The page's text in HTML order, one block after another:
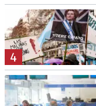
4